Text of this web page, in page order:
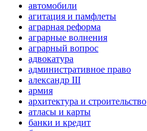
автомобили
агитация и памфлеты
аграрная реформа
аграрные волнения
аграрный вопрос
адвокатура
административное право
александр III
армия
архитектура и строительство
атласы и карты
банки и кредит